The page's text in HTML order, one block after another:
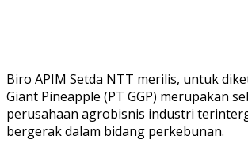
Biro APIM Setda NTT merilis, untuk
Giant Pineapple (PT GGP) merupakan
perusahaan agrobisnis industri
bergerak dalam bidang perkebunan.